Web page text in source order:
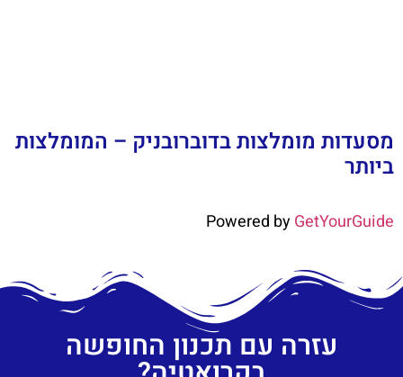
מסעדות מומלצות בדוברובניק – המומלצות
ביותר
Powered byGetYourGuide
עזרה עם תכנון החופשה